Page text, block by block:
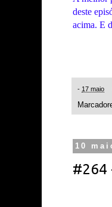
deste
acima. E
- 17 maio
10
#264